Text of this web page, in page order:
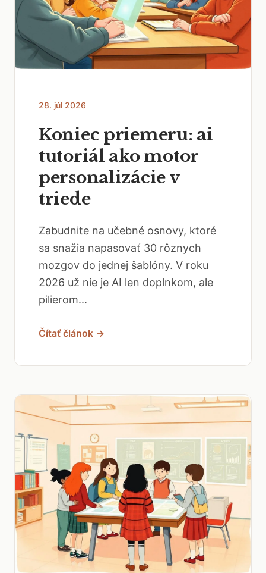
28. júl 2026
Koniec priemeru: ai
tutoriál ako motor
personalizácie v
triede
Zabudnite na učebné osnovy, ktoré
sa snažia napasovať 30 rôznych
mozgov do jednej šablóny. V roku
2026 už nie je AI len doplnkom, ale
pilierom...
Čítať článok →